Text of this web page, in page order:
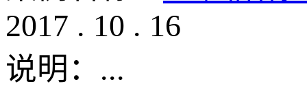
2017 . 10 . 16
说明： ...